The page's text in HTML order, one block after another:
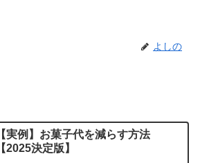
よしの
【実例】お菓子代を減らす方法
【2025決定版】